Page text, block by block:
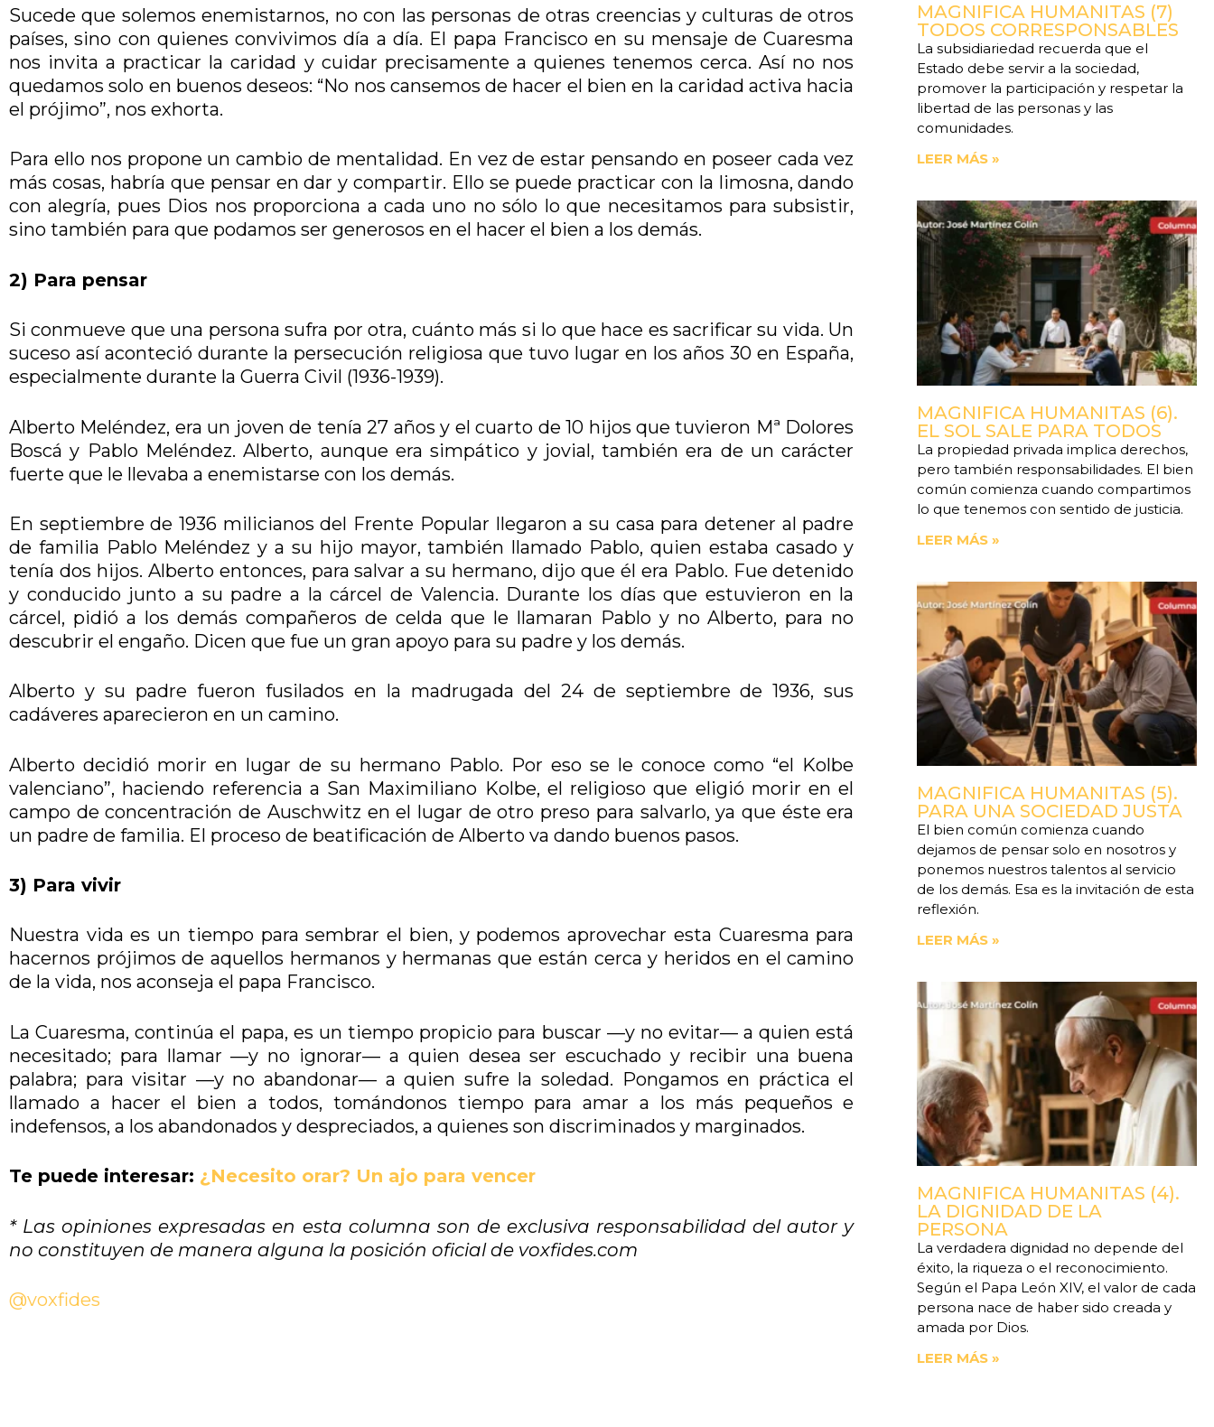
Sucede que solemos enemistarnos, no con las personas de otras creencias y culturas de otros
países, sino con quienes convivimos día a día. El papa Francisco en su mensaje de Cuaresma
nos invita a practicar la caridad y cuidar precisamente a quienes tenemos cerca. Así no nos
quedamos solo en buenos deseos: “No nos cansemos de hacer el bien en la caridad activa hacia
el prójimo”, nos exhorta.
Para ello nos propone un cambio de mentalidad. En vez de estar pensando en poseer cada vez
más cosas, habría que pensar en dar y compartir. Ello se puede practicar con la limosna, dando
con alegría, pues Dios nos proporciona a cada uno no sólo lo que necesitamos para subsistir,
sino también para que podamos ser generosos en el hacer el bien a los demás.
2) Para pensar
Si conmueve que una persona sufra por otra, cuánto más si lo que hace es sacrificar su vida. Un
suceso así aconteció durante la persecución religiosa que tuvo lugar en los años 30 en España,
especialmente durante la Guerra Civil (1936-1939).
Alberto Meléndez, era un joven de tenía 27 años y el cuarto de 10 hijos que tuvieron Mª Dolores
Boscá y Pablo Meléndez. Alberto, aunque era simpático y jovial, también era de un carácter
fuerte que le llevaba a enemistarse con los demás.
En septiembre de 1936 milicianos del Frente Popular llegaron a su casa para detener al padre
de familia Pablo Meléndez y a su hijo mayor, también llamado Pablo, quien estaba casado y
tenía dos hijos. Alberto entonces, para salvar a su hermano, dijo que él era Pablo. Fue detenido
y conducido junto a su padre a la cárcel de Valencia. Durante los días que estuvieron en la
cárcel, pidió a los demás compañeros de celda que le llamaran Pablo y no Alberto, para no
descubrir el engaño. Dicen que fue un gran apoyo para su padre y los demás.
Alberto y su padre fueron fusilados en la madrugada del 24 de septiembre de 1936, sus
cadáveres aparecieron en un camino.
Alberto decidió morir en lugar de su hermano Pablo. Por eso se le conoce como “el Kolbe
valenciano”, haciendo referencia a San Maximiliano Kolbe, el religioso que eligió morir en el
campo de concentración de Auschwitz en el lugar de otro preso para salvarlo, ya que éste era
un padre de familia. El proceso de beatificación de Alberto va dando buenos pasos.
3) Para vivir
Nuestra vida es un tiempo para sembrar el bien, y podemos aprovechar esta Cuaresma para
hacernos prójimos de aquellos hermanos y hermanas que están cerca y heridos en el camino
de la vida, nos aconseja el papa Francisco.
La Cuaresma, continúa el papa, es un tiempo propicio para buscar —y no evitar— a quien está
necesitado; para llamar —y no ignorar— a quien desea ser escuchado y recibir una buena
palabra; para visitar —y no abandonar— a quien sufre la soledad. Pongamos en práctica el
llamado a hacer el bien a todos, tomándonos tiempo para amar a los más pequeños e
indefensos, a los abandonados y despreciados, a quienes son discriminados y marginados.
Te puede interesar: ¿Necesito orar? Un ajo para vencer
* Las opiniones expresadas en esta columna son de exclusiva responsabilidad del autor y
no constituyen de manera alguna la posición oficial de voxfides.com
@voxfides
MAGNIFICA HUMANITAS (7)
TODOS CORRESPONSABLES
La subsidiariedad recuerda que el
Estado debe servir a la sociedad,
promover la participación y respetar la
libertad de las personas y las
comunidades.
LEER MÁS »
MAGNIFICA HUMANITAS (6).
EL SOL SALE PARA TODOS
La propiedad privada implica derechos,
pero también responsabilidades. El bien
común comienza cuando compartimos
lo que tenemos con sentido de justicia.
LEER MÁS »
MAGNIFICA HUMANITAS (5).
PARA UNA SOCIEDAD JUSTA
El bien común comienza cuando
dejamos de pensar solo en nosotros y
ponemos nuestros talentos al servicio
de los demás. Esa es la invitación de esta
reflexión.
LEER MÁS »
MAGNIFICA HUMANITAS (4).
LA DIGNIDAD DE LA
PERSONA
La verdadera dignidad no depende del
éxito, la riqueza o el reconocimiento.
Según el Papa León XIV, el valor de cada
persona nace de haber sido creada y
amada por Dios.
LEER MÁS »